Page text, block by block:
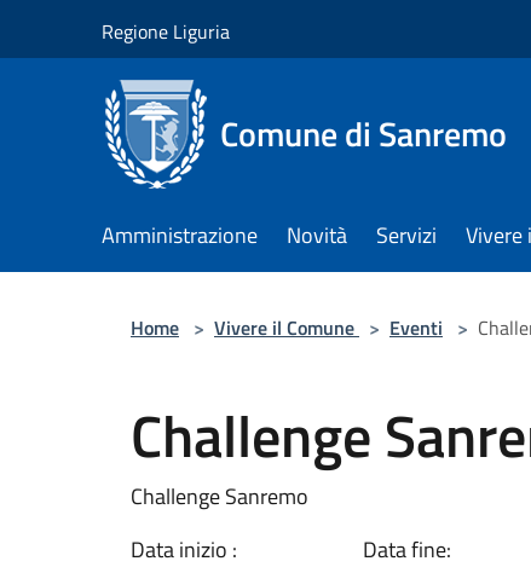
Regione Liguria
Comune di Sanremo
Amministrazione Novità Servizi Vivere
Home > Vivere il Comune > Eventi >
Challenge
Challenge Sanremo
Data inizio :
Data fine: